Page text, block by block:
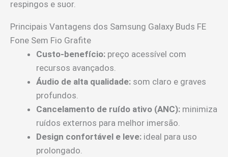
respingos e suor.
Principais Vantagens dos Samsung Galaxy Buds FE
Fone Sem Fio Grafite
Custo-benefício: preço acessível com
recursos avançados.
Áudio de alta qualidade: som claro e graves
profundos.
Cancelamento de ruído ativo (ANC): minimiza
ruídos externos para melhor imersão.
Design confortável e leve: ideal para uso
prolongado.